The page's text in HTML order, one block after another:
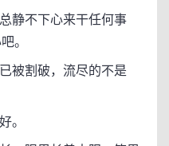
静不下心来干任何事
。
被割破，流尽的不是
。